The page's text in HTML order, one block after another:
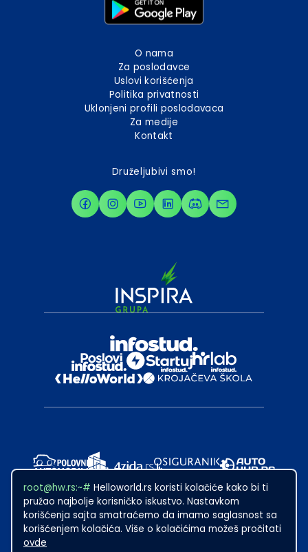
root@hw.rs:~# Helloworld.rs koristi kolačiće kako bi ti
pružao najbolje korisničko iskustvo. Nastavkom
korišćenja sajta smatraćemo da imamo saglasnost sa
korišćenjem kolačića. Više o kolačićima možeš pročitati
ovde
O nama
Za poslodavce
Uslovi korišćenja
Politika privatnosti
Uklonjeni profili poslodavaca
Za medije
Kontakt
Druželjubivi smo!